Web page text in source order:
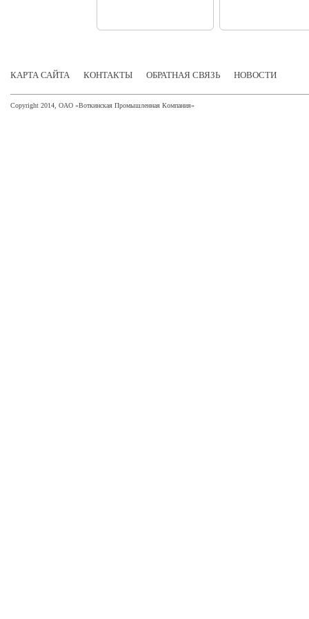
КАРТА САЙТА КОНТАКТЫ ОБРАТНАЯ СВЯЗЬ НОВОСТИ
Copyright 2014, ОАО «Воткинская Промышленная Компания»